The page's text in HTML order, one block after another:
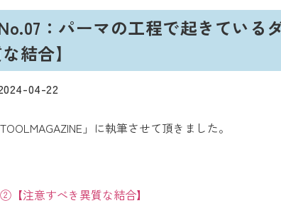
：パーマの工程で起きている
結合】
04-22
」に執筆させて頂きました。
注意すべき異質な結合】